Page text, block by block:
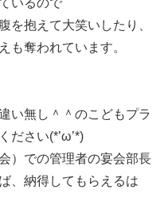
を抱えて大笑いしたり、
も奪われています。
い無し＾＾のこどもプラ
ださい(*’ω’*)
）での管理者の宴会部長
、納得してもらえるは